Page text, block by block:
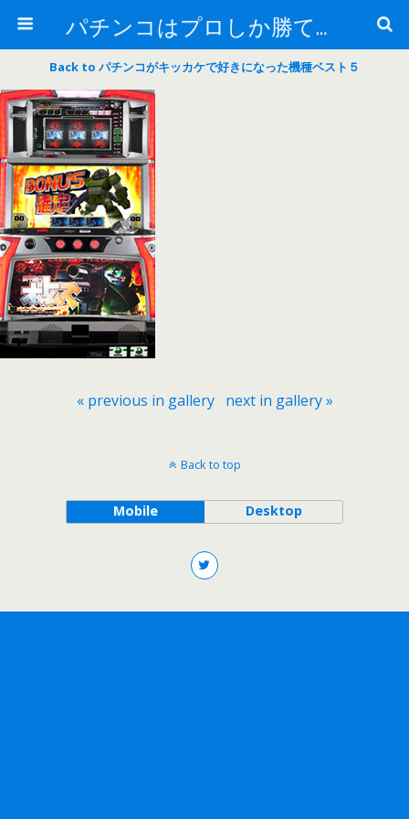
パチンコはプロしか勝てない！
Back to パチンコがキッカケで好きになった機種ベスト５
« previous in gallery next in gallery »
Back to top
Mobile Desktop